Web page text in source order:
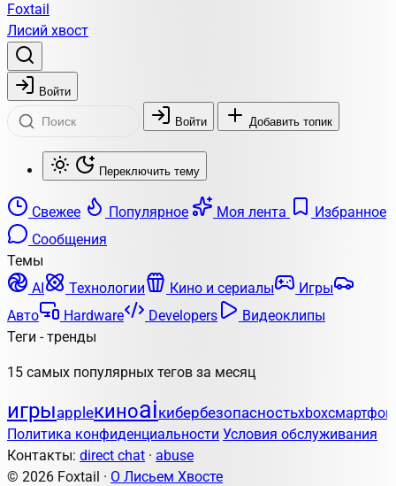
Foxtail
Лисий хвост
Войти
Войти Добавить топик
Переключить тему
Свежее Популярное Моя лента
Избранное
Сообщения
Темы
AI
Технологии Кино и сериалы
Игры
Авто
Hardware Developers
Видеоклипы
Теги - тренды
15 самых популярных тегов за месяц
игрыappleкиноaiкибербезопасностьxbox
Политика конфиденциальности Условия обслуживания
Контакты: direct chat · abuse
© 2026 Foxtail · О Лисьем Хвосте